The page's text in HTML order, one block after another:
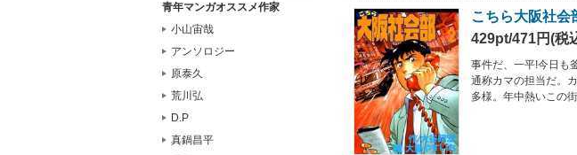
青年マンガオススメ作家
小山宙哉
アンソロジー
原泰久
荒川弘
D.P
真鍋昌平
こちら大阪社会
429pt/471円(税
事件だ、一平!今日も
通称カマの担当だ。
多様。年中熱いこの